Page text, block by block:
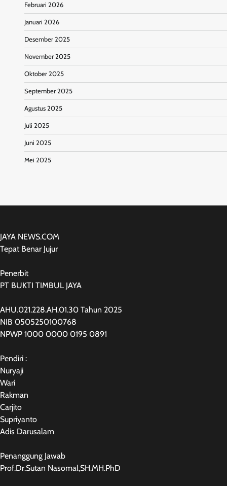
Februari 2026
Januari 2026
Desember 2025
November 2025
Oktober 2025
September 2025
Agustus 2025
Juli 2025
Juni 2025
Mei 2025
JAYA NEWS.COM
Tepat Benar Jujur
Penerbit
PT BUKTI TIMBUL JAYA
AHU.021.228.AH.01.30 Tahun 2025
NIB 0505250100768
NPWP 1000 0000 0195 0891
Pendiri :
Nuryaji
Wari
Rakman
Carjito
Supriyanto
Adis Darusalam
Penanggung Jawab
Prof.Dr.Sutan Nasomal,SH.MH.PhD